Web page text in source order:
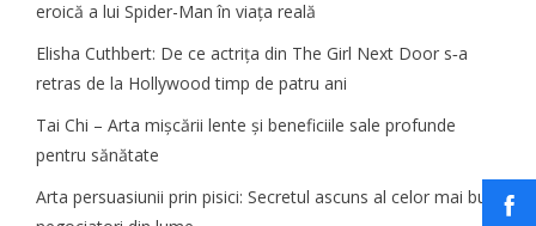
eroică a lui Spider-Man în viața reală
Elisha Cuthbert: De ce actrița din The Girl Next Door s‑a
retras de la Hollywood timp de patru ani
Tai Chi – Arta mișcării lente și beneficiile sale profunde
pentru sănătate
Arta persuasiunii prin pisici: Secretul ascuns al celor mai buni